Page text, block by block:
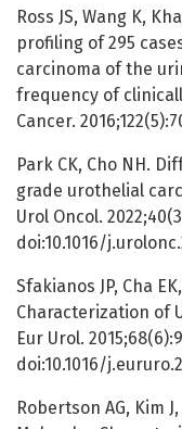
Ross JS, Wang K,
profiling of 295
carcinoma of the
frequency of
Cancer.
Park CK, Cho NH.
grade urothelial
Urol Oncol.
doi:10.1016/
Sfakianos JP, Cha
Characterization of
Eur Urol.
doi:10.1016/
Robertson AG, Kim